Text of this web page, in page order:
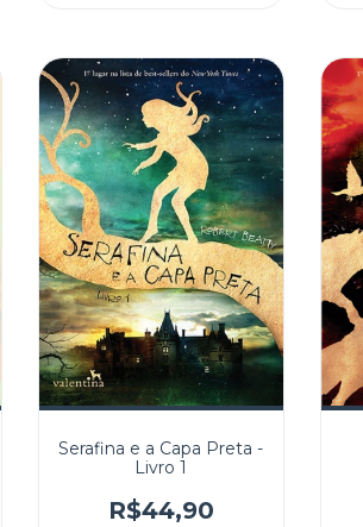
Serafina e a Capa Preta -
Livro 1
R$44,90